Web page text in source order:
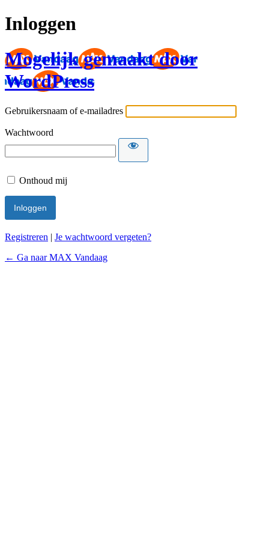
Inloggen
Mogelijk gemaakt door
WordPress
Gebruikersnaam of e-mailadres
Wachtwoord
Onthoud mij
Registreren | Je wachtwoord vergeten?
← Ga naar MAX Vandaag